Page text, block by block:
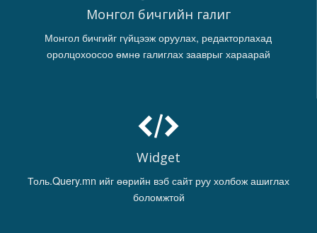
Монгол бичгийн галиг
Монгол бичгийг гүйцээж оруулах, редакторлахад
оролцохоосоо өмнө галиглах зааврыг хараарай
Widget
Толь.Query.mn ийг өөрийн вэб сайт руу холбож ашиглах
боломжтой